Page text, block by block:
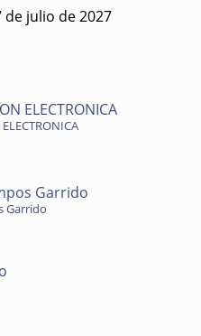
de julio de 2027
ELECTRONICA
Garrido
Garrido